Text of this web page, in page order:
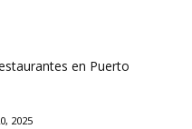
en Puerto
2025